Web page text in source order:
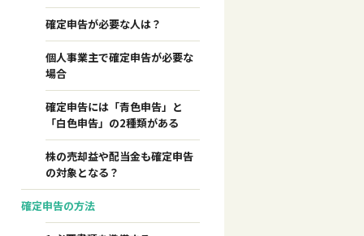
確定申告が必要な人は？
個人事業主で確定申告が必要な
場合
確定申告には「青色申告」と
「白色申告」の2種類がある
株の売却益や配当金も確定申告
の対象となる？
確定申告の方法